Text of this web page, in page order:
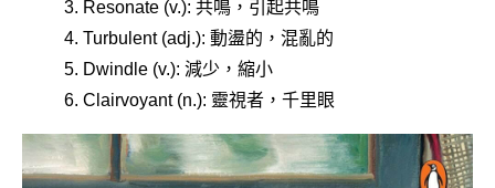
Resonate (v.): 共鳴，引起共鳴
Turbulent (adj.): 動盪的，混亂的
Dwindle (v.): 減少，縮小
Clairvoyant (n.): 靈視者，千里眼